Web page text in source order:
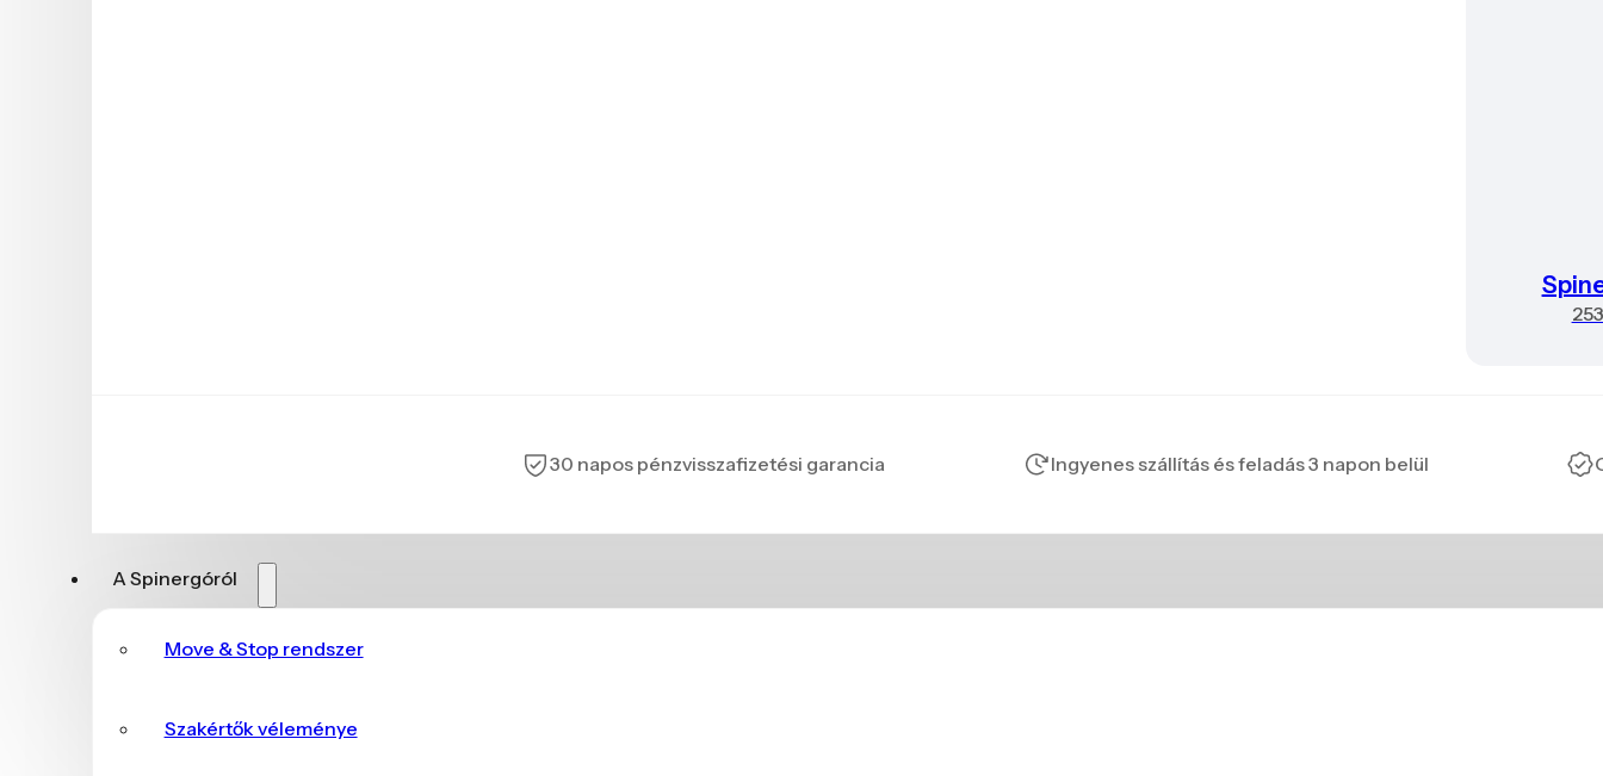
30 napos pénzvisszafizetési garancia Ingyenes szállítás és feladás 3 napon belül
A Spinergóról
Move & Stop rendszer
Szakértők véleménye